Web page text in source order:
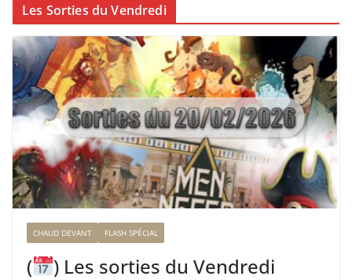
Les Sorties du Vendredi
CHAUD DEVANT FLASH SPÉCIAL
(
) Les sorties du Vendredi